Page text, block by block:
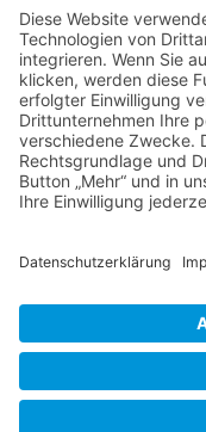
Zahlungsmethoden
Social Media
Alle Preise inkl. gesetzl.
entsprechen dem
T-Tan GmbH . Heilbronner